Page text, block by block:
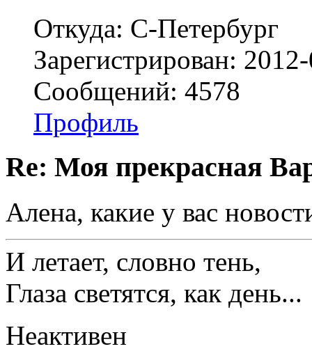
Откуда: С-Петербург
Зарегистрирован:
Сообщений: 4578
Профиль
Re: Моя прекрасная
Алена, какие у вас
И летает, словно тень,
Глаза светятся, как день...
Неактивен